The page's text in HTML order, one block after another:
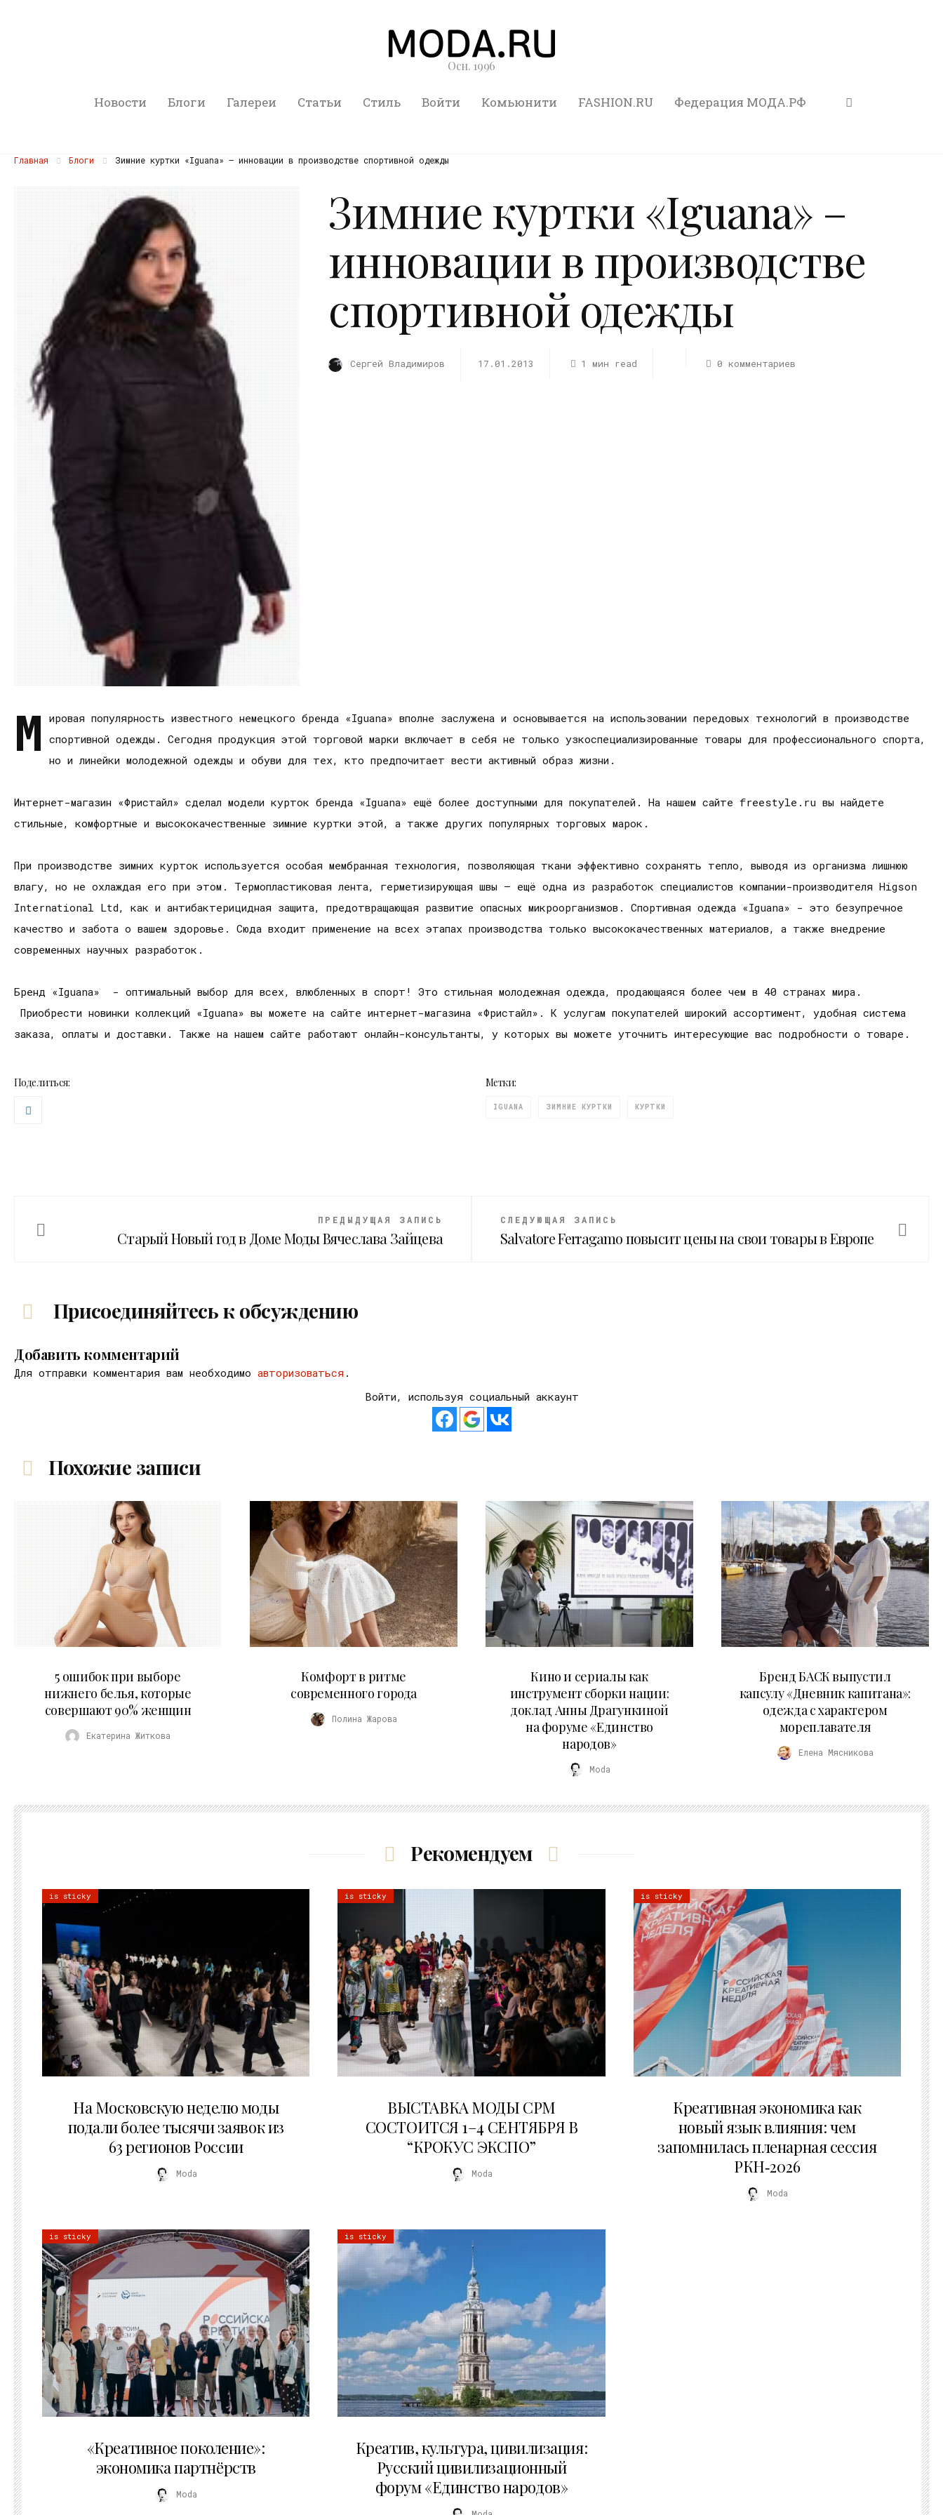
Осн. 1996
Новости Блоги Галереи Статьи Стиль Войти Комьюнити FASHION.RU Федерация МОДА.РФ
Главная Блоги Зимние куртки «Iguana» – инновации в производстве спортивной одежды
Зимние куртки «Iguana» –
инновации в производстве
спортивной одежды
Сергей Владимиров 17.01.2013 1 мин read 0 комментариев
М ировая популярность известного немецкого бренда «Iguana» вполне заслужена и основывается на использовании передовых технологий в производстве
спортивной одежды. Сегодня продукция этой торговой марки включает в себя не только узкоспециализированные товары для профессионального спорта,
но и линейки молодежной одежды и обуви для тех, кто предпочитает вести активный образ жизни.
Интернет-магазин «Фристайл» сделал модели курток бренда «Iguana» ещё более доступными для покупателей. На нашем сайте freestyle.ru вы найдете
стильные, комфортные и высококачественные зимние куртки этой, а также других популярных торговых марок.
При производстве зимних курток используется особая мембранная технология, позволяющая ткани эффективно сохранять тепло, выводя из организма лишнюю
влагу, но не охлаждая его при этом. Термопластиковая лента, герметизирующая швы – ещё одна из разработок специалистов компании-производителя Higson
International Ltd, как и антибактерицидная защита, предотвращающая развитие опасных микроорганизмов. Спортивная одежда «Iguana» - это безупречное
качество и забота о вашем здоровье. Сюда входит применение на всех этапах производства только высококачественных материалов, а также внедрение
современных научных разработок.
Бренд «Iguana» - оптимальный выбор для всех, влюбленных в спорт! Это стильная молодежная одежда, продающаяся более чем в 40 странах мира.
Приобрести новинки коллекций «Iguana» вы можете на сайте интернет-магазина «Фристайл». К услугам покупателей широкий ассортимент, удобная система
заказа, оплаты и доставки. Также на нашем сайте работают онлайн-консультанты, у которых вы можете уточнить интересующие вас подробности о товаре.
Поделиться: Метки:
IGUANA ЗИМНИЕ КУРТКИ КУРТКИ
ПРЕДЫДУЩАЯ ЗАПИСЬ
Старый Новый год в Доме Моды Вячеслава Зайцева
СЛЕДУЮЩАЯ ЗАПИСЬ
Salvatore Ferragamo повысит цены на свои товары в Европе
Присоединяйтесь к обсуждению
Добавить комментарий
Для отправки комментария вам необходимо авторизоваться .
Войти, используя социальный аккаунт
Похожие записи
5 ошибок при выборе
нижнего белья, которые
совершают 90% женщин
Екатерина Житкова
Комфорт в ритме
современного города
Полина Жарова
Кино и сериалы как
инструмент сборки нации:
доклад Анны Драгункиной
на форуме «Единство
народов»
Moda
Бренд БАСК выпустил
капсулу «Дневник капитана»:
одежда с характером
мореплавателя
Елена Мясникова
Рекомендуем
is sticky
На Московскую неделю моды
подали более тысячи заявок из
63 регионов России
Moda
is sticky
ВЫСТАВКА МОДЫ CPM
СОСТОИТСЯ 1–4 СЕНТЯБРЯ В
“КРОКУС ЭКСПО”
Moda
is sticky
Креативная экономика как
новый язык влияния: чем
запомнилась пленарная сессия
РКН‑2026
Moda
is sticky
«Креативное поколение»:
экономика партнёрств
Moda
is sticky
Креатив, культура, цивилизация:
Русский цивилизационный
форум «Единство народов»